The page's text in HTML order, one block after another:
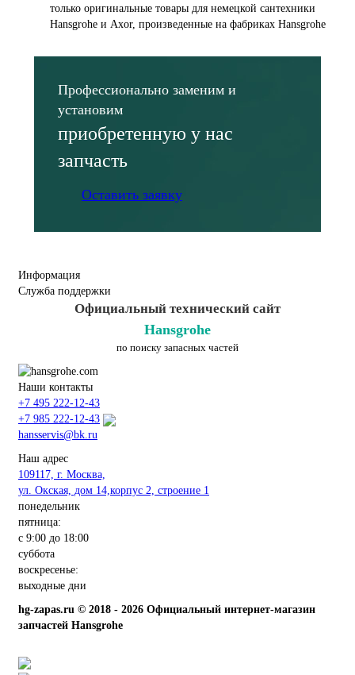
только оригинальные товары для немецкой сантехники
Hansgrohe и Axor, произведенные на фабриках Hansgrohe
Профессионально заменим и
установим
приобретенную у нас
запчасть
Оставить заявку
Информация
Служба поддержки
Официальный технический сайт
Hansgrohe
по поиску запасных частей
Наши контакты
+7 495 222-12-43
+7 985 222-12-43
hansservis@bk.ru
Наш адрес
109117, г. Москва,
ул. Окская, дом 14,корпус 2, строение 1
понедельник
пятница:
с 9:00 до 18:00
суббота
воскресенье:
выходные дни
hg-zapas.ru © 2018 - 2026 Официальный интернет-магазин
запчастей Hansgrohe